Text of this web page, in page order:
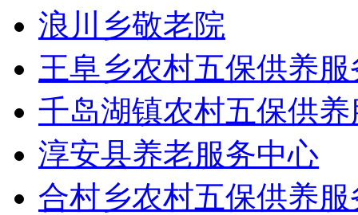
浪川乡敬老院
王阜乡农村五保供养
千岛湖镇农村五保供
淳安县养老服务中心
合村乡农村五保供养